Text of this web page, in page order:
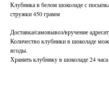
Клубника в белом шоколаде с
стружки 450 грамм
Доставка/самовывоз/вручение
Количество клубники в шоколаде
ягоды.
Хранить клубнику в шоколаде 24